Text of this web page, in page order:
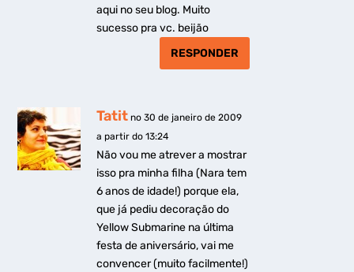
aqui no seu blog. Muito
sucesso pra vc. beijão
RESPONDER
Tatit no 30 de janeiro de 2009
a partir do 13:24
Não vou me atrever a mostrar
isso pra minha filha (Nara tem
6 anos de idade!) porque ela,
que já pediu decoração do
Yellow Submarine na última
festa de aniversário, vai me
convencer (muito facilmente!)